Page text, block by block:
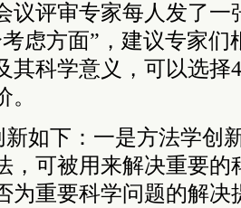
议评审专家每人发了一
虑方面”，建议专家们
其科学意义，可以选择
新如下：一是方法学创
，可被用来解决重要的
为重要科学问题的解决